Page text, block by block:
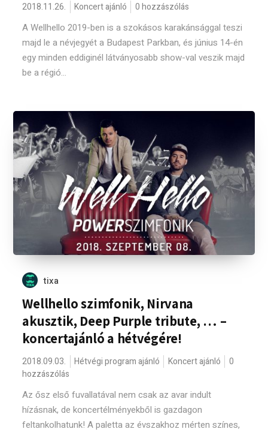
2018.11.26. Koncert ajánló 0 hozzászólás
A Wellhello 2019-ben is a szokásos karakánsággal teszi
majd le a névjegyét a Budapest Parkban, és június 14-én
egy minden eddiginél látványosabb show-val veszik majd
be a régió...
tixa
Wellhello szimfonik, Nirvana
akusztik, Deep Purple tribute, … –
koncertajánló a hétvégére!
2018.09.03. Hétvégi program ajánló Koncert ajánló
0
hozzászólás
Az ősz első fuvallatával nem csak az avar indult
hízásnak, de koncertélményekből is gazdagon
feltankolhatunk! A paletta az évszakhoz mérten színes,